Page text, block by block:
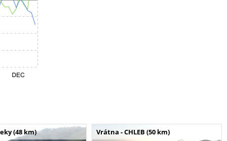
(48 km) Vrátna - CHLEB (50 km)